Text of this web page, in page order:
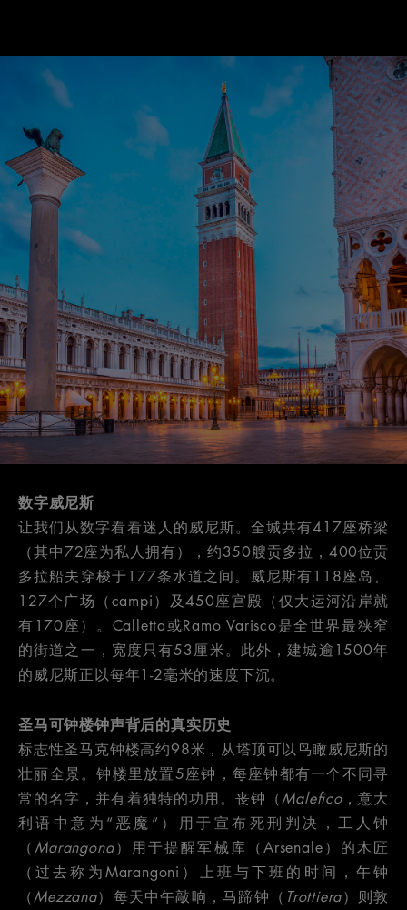
数字威尼斯
让我们从数字看看迷人的威尼斯。全城共有417座桥梁
（其中72座为私人拥有），约350艘贡多拉，400位贡
多拉船夫穿梭于177条水道之间。威尼斯有118座岛、
127个广场（campi）及450座宫殿（仅大运河沿岸就
有170座）。Calletta或Ramo Varisco是全世界最狭窄
的街道之一，宽度只有53厘米。此外，建城逾1500年
的威尼斯正以每年1-2毫米的速度下沉。
圣马可钟楼钟声背后的真实历史
标志性圣马克钟楼高约98米，从塔顶可以鸟瞰威尼斯的
壮丽全景。钟楼里放置5座钟，每座钟都有一个不同寻
常的名字，并有着独特的功用。丧钟（Malefico，意大
利语中意为“恶魔”）用于宣布死刑判决，工人钟
（Marangona）用于提醒军械库（Arsenale）的木匠
（过去称为Marangoni）上班与下班的时间，午钟
（Mezzana）每天中午敲响，马蹄钟（ Trottiera）则敦